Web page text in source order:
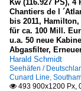
Kw (116.927 PS),
Chantiers de l
bis 2011,
für ca. 100 Mill.
u.a. 50 neue
Abgasfilter,
Harald Schmidt
Seehäfen /
Cunard Line,
 493 900x1200 Px,